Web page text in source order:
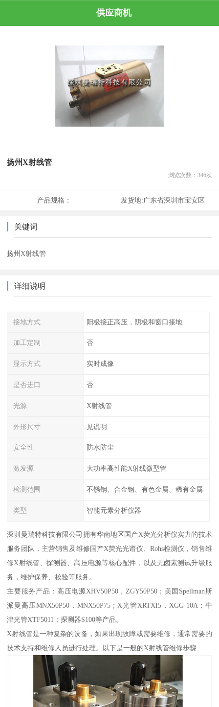
供应商机
扬州X射线管
浏览次数： 346次
产品规格： 发货地:广东省深圳市宝安区
关键词
扬州X射线管
详细说明
接地方式 阳极接正高压，阴极和窗口接地
加工定制 否
显示方式 实时成像
是否进口 否
光源 X射线管
外形尺寸 见说明
安全性 防水防尘
激发源 大功率高性能X射线微型管
检测范围 不锈钢、合金钢、有色金属、稀有金属
类型 智能元素分析仪器
深圳曼瑞特科技有限公司拥有华南地区国产X荧光分析仪实力的技术
服务团队，主营销售及维修国产X荧光光谱仪、Rohs检测仪，销售维
修X射线管、探测器、高压电源等核心配件，以及无卤素测试升级服
务，维护保养、校验等服务。
主要服务产品：高压电源XHV50P50，ZGY50P50；美国Spellman斯
派曼高压MNX50P50，MNX50P75；X光管XRTXI5，XGG-10A；牛
津光管XTF5011；探测器S100等产品。
X射线管是一种复杂的设备，如果出现故障或需要维修，通常需要的
技术支持和维修人员进行处理。以下是一般的X射线管维修步骤